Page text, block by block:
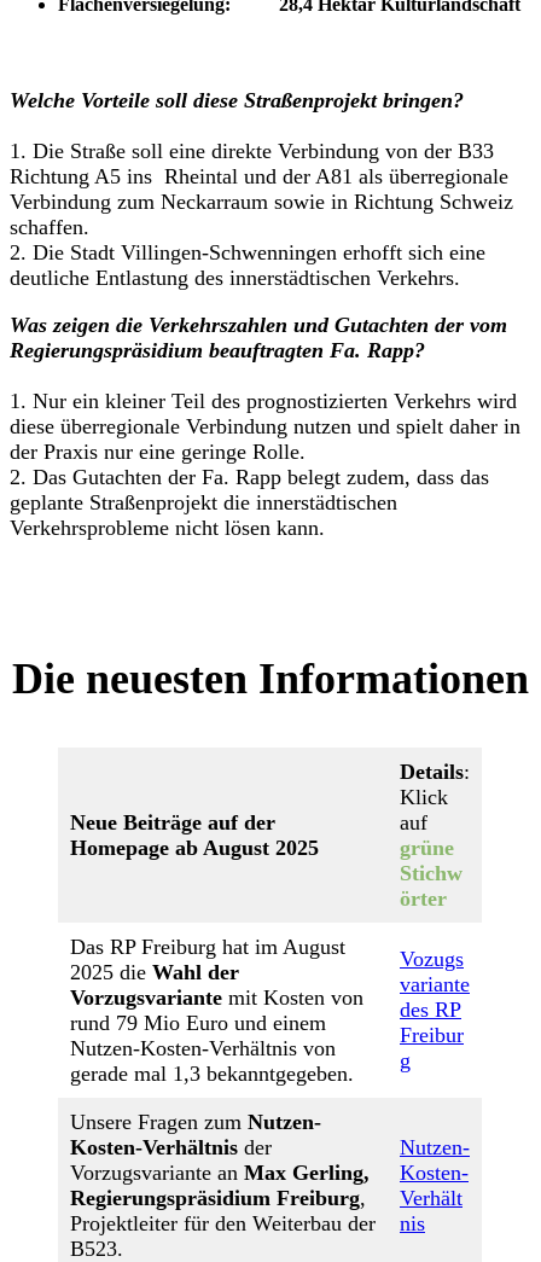
Welche Vorteile soll diese Straßenprojekt bringen?
1. Die Straße soll eine direkte Verbindung von der B33
Richtung A5 ins Rheintal und der A81 als überregionale
Verbindung zum Neckarraum sowie in Richtung Schweiz
schaffen.
2. Die Stadt Villingen-Schwenningen erhofft sich eine
deutliche Entlastung des innerstädtischen Verkehrs.
Was zeigen die Verkehrszahlen und Gutachten der vom
Regierungspräsidium beauftragten Fa. Rapp?
1. Nur ein kleiner Teil des prognostizierten Verkehrs wird
diese überregionale Verbindung nutzen und spielt daher in
der Praxis nur eine geringe Rolle.
2. Das Gutachten der Fa. Rapp belegt zudem, dass das
geplante Straßenprojekt die innerstädtischen
Verkehrsprobleme nicht lösen kann.
Die neuesten Informationen
Neue Beiträge auf der
Homepage ab August 2025
Details:
Klick
auf
grüne
Stichw
örter
Das RP Freiburg hat im August
2025 die Wahl der
Vorzugsvariante mit Kosten von
rund 79 Mio Euro und einem
Nutzen-Kosten-Verhältnis von
gerade mal 1,3 bekanntgegeben.
Vozugs
variante
des RP
Freibur
g
Unsere Fragen zum Nutzen-
Kosten-Verhältnis der
Vorzugsvariante an Max Gerling,
Regierungspräsidium Freiburg,
Projektleiter für den Weiterbau der
B523.
Nutzen-
Kosten-
Verhält
nis